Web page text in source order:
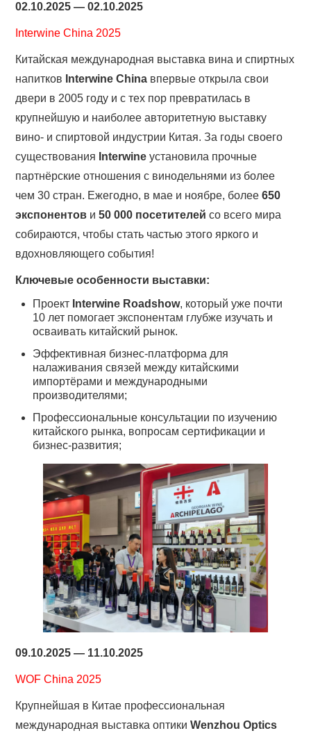
02.10.2025 — 02.10.2025
Interwine China 2025
Китайская международная выставка вина и спиртных
напитков Interwine China впервые открыла свои
двери в 2005 году и с тех пор превратилась в
крупнейшую и наиболее авторитетную выставку
вино- и спиртовой индустрии Китая. За годы своего
существования Interwine установила прочные
партнёрские отношения с винодельнями из более
чем 30 стран. Ежегодно, в мае и ноябре, более650
экспонентов и50 000 посетителей со всего мира
собираются, чтобы стать частью этого яркого и
вдохновляющего события!
Ключевые особенности выставки:
Проект Interwine Roadshow, который уже почти
10 лет помогает экспонентам глубже изучать и
осваивать китайский рынок.
Эффективная бизнес-платформа для
налаживания связей между китайскими
импортёрами и международными
производителями;
Профессиональные консультации по изучению
китайского рынка, вопросам сертификации и
бизнес-развития;
09.10.2025 — 11.10.2025
WOF China 2025
Крупнейшая в Китае профессиональная
международная выставка оптикиWenzhou Optics